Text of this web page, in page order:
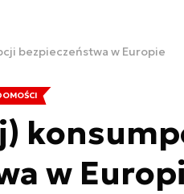
bezpieczeństwa w Europie
w